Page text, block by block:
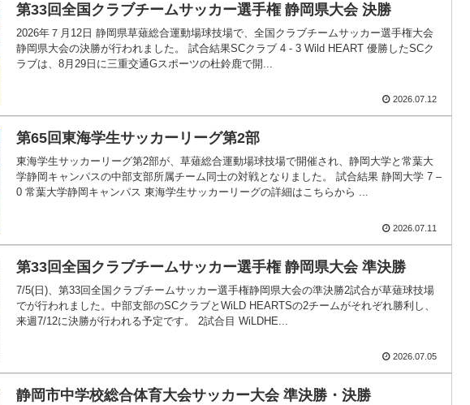
第33回全国クラブチームサッカー選手権 静岡県大会 決勝
2026年７月12日 静岡県草薙総合運動場球技場で、全国クラブチームサッカー選手権大会
静岡県大会の決勝が行われました。 試合結果SCクラブ 4 - 3 Wild HEART 優勝したSCク
ラブは、8月29日に三重交通Gスポーツの杜鈴鹿で開...
2026.07.12
第65回東海学生サッカーリーグ第2部
東海学生サッカーリーグ第2部が、草薙総合運動場球技場で開催され、静岡大学と常葉大
学静岡キャンパスの中部支部所属チーム同士の対戦となりました。 試合結果 静岡大学 7 –
0 常葉大学静岡キャンパス 東海学生サッカーリーグの詳細はこちらから ...
2026.07.11
第33回全国クラブチームサッカー選手権 静岡県大会 準決勝
7/5(日)、第33回全国クラブチームサッカー選手権静岡県大会の準決勝2試合が草薙球技場
でが行われました。中部支部のSCクラブとWiLD HEARTSの2チームがそれぞれ勝利し、
来週7/12に決勝が行われる予定です。 2試合目 WiLDHE...
2026.07.05
静岡市中学校総合体育大会サッカー大会 準決勝・決勝